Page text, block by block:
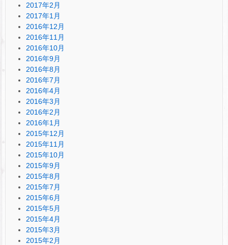
2017年2月
2017年1月
2016年12月
2016年11月
2016年10月
2016年9月
2016年8月
2016年7月
2016年4月
2016年3月
2016年2月
2016年1月
2015年12月
2015年11月
2015年10月
2015年9月
2015年8月
2015年7月
2015年6月
2015年5月
2015年4月
2015年3月
2015年2月